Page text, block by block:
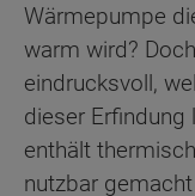
Wärmepumpe
warm wird?
eindrucksvoll,
dieser Erfindung
enthält
nutzbar